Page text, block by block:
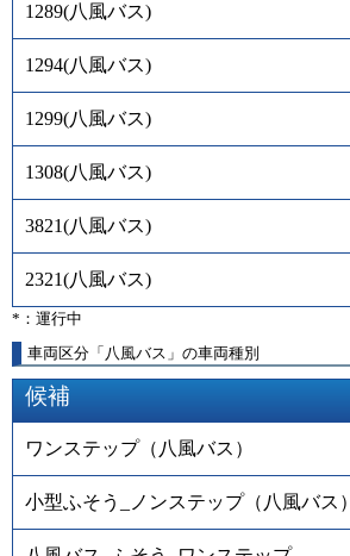
1289(八風バス)
1294(八風バス)
1299(八風バス)
1308(八風バス)
3821(八風バス)
2321(八風バス)
*：運行中
車両区分「八風バス」の車両種別
候補
ワンステップ（八風バス）
小型ふそう_ノンステップ（八風バス）